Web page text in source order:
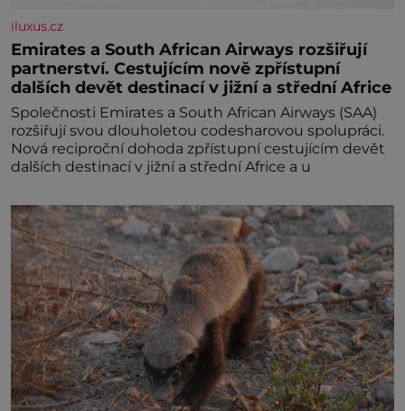
iluxus.cz
Emirates a South African Airways rozšiřují
partnerství. Cestujícím nově zpřístupní
dalších devět destinací v jižní a střední Africe
Společnosti Emirates a South African Airways (SAA)
rozšiřují svou dlouholetou codesharovou spolupráci.
Nová reciproční dohoda zpřístupní cestujícím devět
dalších destinací v jižní a střední Africe a u